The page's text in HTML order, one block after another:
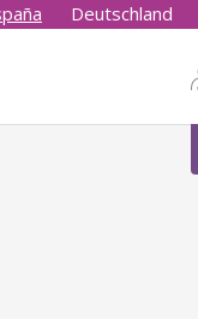
Deutschland